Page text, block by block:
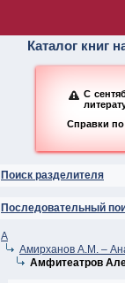
Каталог книг
С
Справки по
Поиск разделителя
Последовательный
А
Амирханов А.М. –
Амфитеатров